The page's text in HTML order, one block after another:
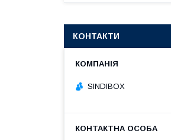
КОНТАКТИ
SINDIBOX